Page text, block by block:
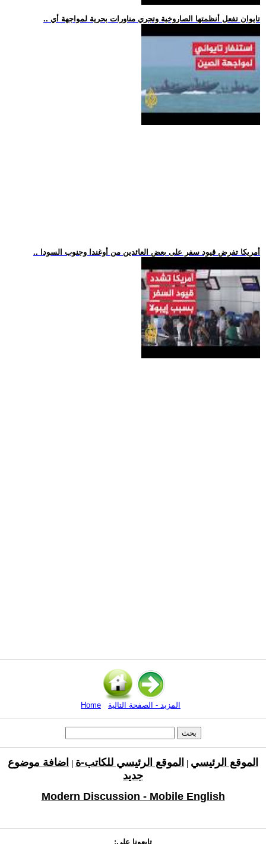
.. تايوان تفعل أنظمتها الصاروخية وتجري مناورات بحرية لمواجهة أي
.. أمريكا تفرض قيود سفر على بعض العائدين من أوغندا وجنوب السودا
Home المزيد - الصفحة التالية
الموقع الرئيسي الموقع الرئيسي للكاتب-ة
اضافة موضوع
جديد
Modern Discussion - Mobile English
تابعونا على: